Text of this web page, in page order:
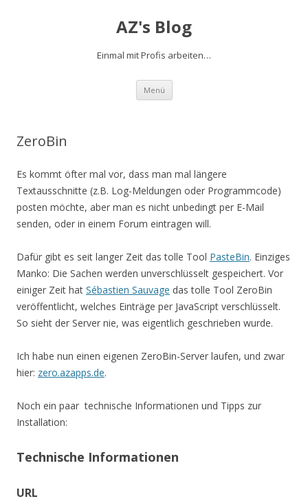
AZ's Blog
Einmal mit Profis arbeiten…
Menü Zum Inhalt springen
ZeroBin
Es kommt öfter mal vor, dass man mal längere
Textausschnitte (z.B. Log-Meldungen oder Programmcode)
posten möchte, aber man es nicht unbedingt per E-Mail
senden, oder in einem Forum eintragen will.
Dafür gibt es seit langer Zeit das tolle Tool PasteBin. Einziges
Manko: Die Sachen werden unverschlüsselt gespeichert. Vor
einiger Zeit hat Sébastien Sauvage das tolle Tool ZeroBin
veröffentlicht, welches Einträge per JavaScript verschlüsselt.
So sieht der Server nie, was eigentlich geschrieben wurde.
Ich habe nun einen eigenen ZeroBin-Server laufen, und zwar
hier: zero.azapps.de.
Noch ein paar technische Informationen und Tipps zur
Installation:
Technische Informationen
URL